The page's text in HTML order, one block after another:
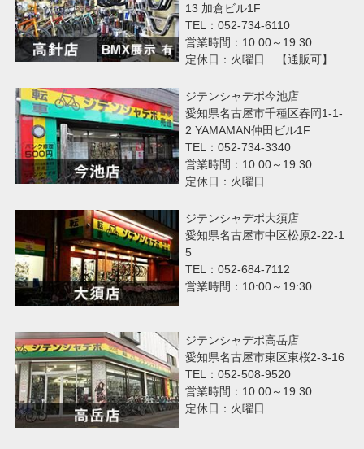
13 加倉ビル1F
TEL：052-734-6110
営業時間：10:00～19:30
定休日：火曜日 【通販可】
ジテンシャデポ今池店
愛知県名古屋市千種区春岡1-1-
2 YAMAMAN仲田ビル1F
TEL：052-734-3340
営業時間：10:00～19:30
定休日：火曜日
ジテンシャデポ大須店
愛知県名古屋市中区松原2-22-1
5
TEL：052-684-7112
営業時間：10:00～19:30
ジテンシャデポ高岳店
愛知県名古屋市東区東桜2-3-16
TEL：052-508-9520
営業時間：10:00～19:30
定休日：火曜日